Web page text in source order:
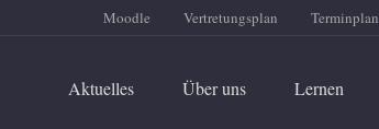
Moodle Vertretungsplan Terminplan
Aktuelles Über uns Lernen